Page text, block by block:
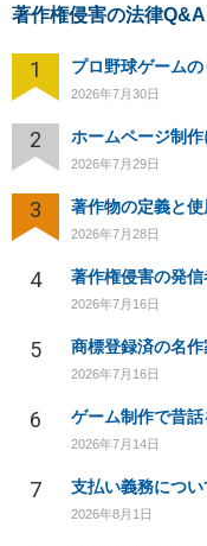
著作権侵害の法律
1 プロ野球ゲーム
2026年7月30日
2
2026年7月29日
3 著作物の定義と
2026年7月28日
4 著作権侵害の発
2026年7月16日
5
2026年7月16日
6
2026年7月14日
7 支払い義務につい
2026年8月1日